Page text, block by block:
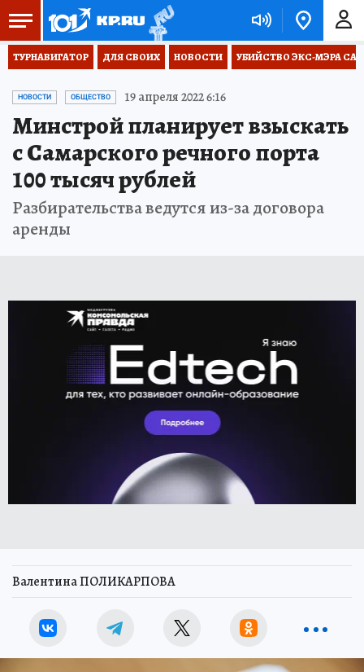
ТУРНАВИГАТОР ДЛЯ СВОИХ НОВОСТИ УБИЙСТВО ЭКС-МЭРА
НОВОСТИ ОБЩЕСТВО 19 апреля 2022 6:16
Минстрой планирует взыскать
с Самарского речного порта
100 тысяч рублей
Разбирательства ведутся из-за договора
аренды
Валентина ПОЛИКАРПОВА